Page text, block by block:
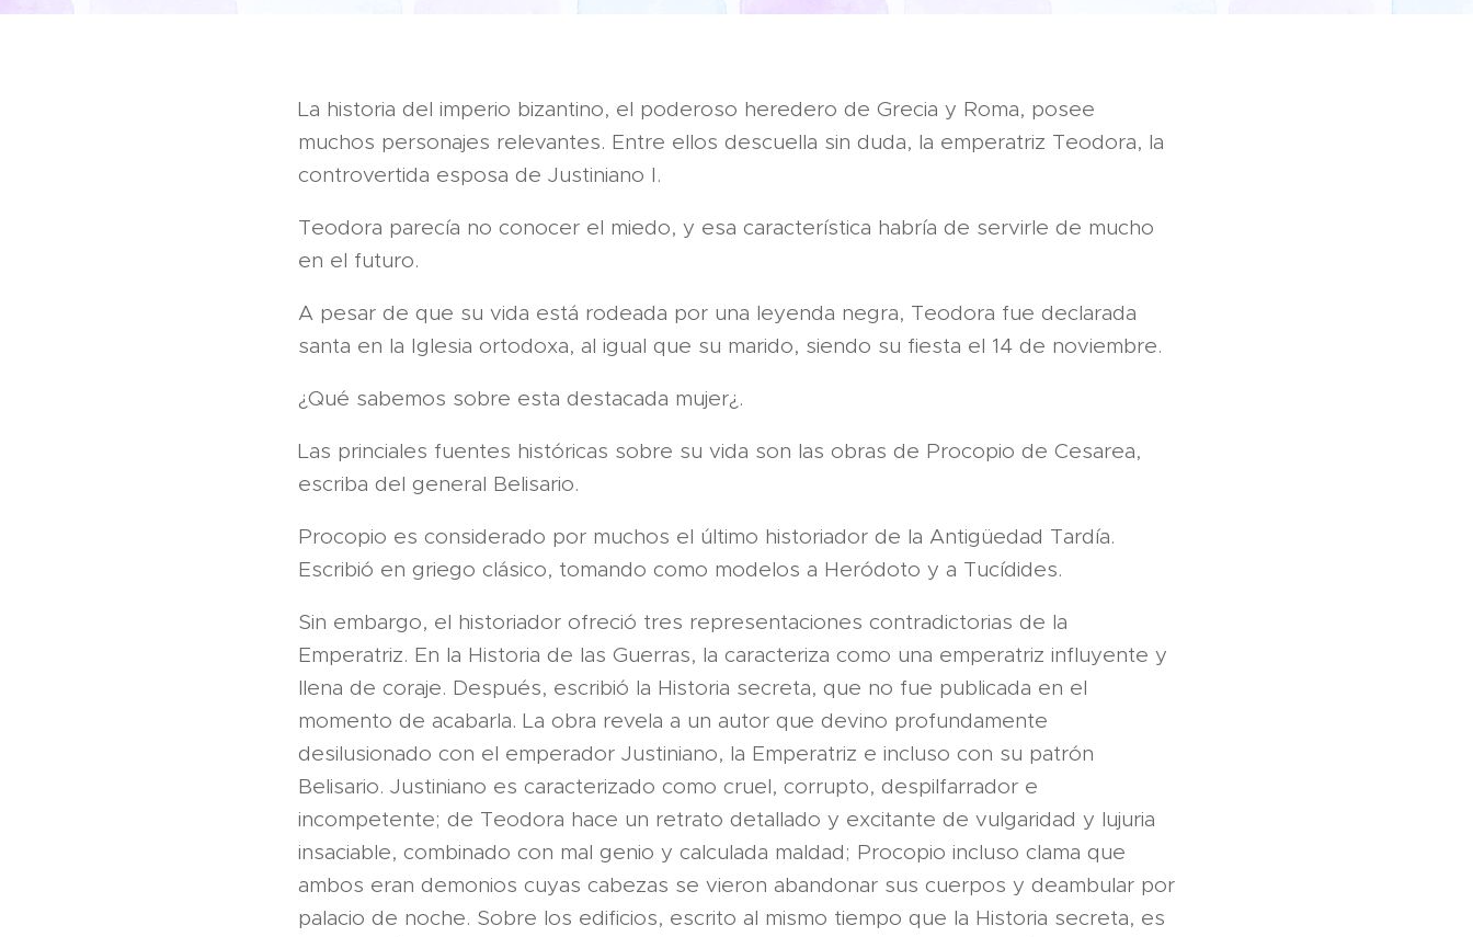
La historia del imperio bizantino, el poderoso heredero de Grecia y Roma, posee
muchos personajes relevantes. Entre ellos descuella sin duda, la emperatriz Teodora, la
controvertida esposa de Justiniano I.
Teodora parecía no conocer el miedo, y esa característica habría de servirle de mucho
en el futuro.
A pesar de que su vida está rodeada por una leyenda negra, Teodora fue declarada
santa en la Iglesia ortodoxa, al igual que su marido, siendo su fiesta el 14 de noviembre.
¿Qué sabemos sobre esta destacada mujer¿.
Las princiales fuentes históricas sobre su vida son las obras de Procopio de Cesarea,
escriba del general Belisario.
Procopio es considerado por muchos el último historiador de la Antigüedad Tardía.
Escribió en griego clásico, tomando como modelos a Heródoto y a Tucídides.
Sin embargo, el historiador ofreció tres representaciones contradictorias de la
Emperatriz. En la Historia de las Guerras, la caracteriza como una emperatriz influyente y
llena de coraje. Después, escribió la Historia secreta, que no fue publicada en el
momento de acabarla. La obra revela a un autor que devino profundamente
desilusionado con el emperador Justiniano, la Emperatriz e incluso con su patrón
Belisario. Justiniano es caracterizado como cruel, corrupto, despilfarrador e
incompetente; de Teodora hace un retrato detallado y excitante de vulgaridad y lujuria
insaciable, combinado con mal genio y calculada maldad; Procopio incluso clama que
ambos eran demonios cuyas cabezas se vieron abandonar sus cuerpos y deambular por
palacio de noche. Sobre los edificios, escrito al mismo tiempo que la Historia secreta, es